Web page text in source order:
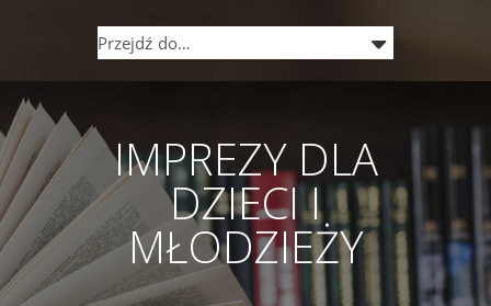
IMPREZY DLA
DZIECI I
MŁODZIEŻY